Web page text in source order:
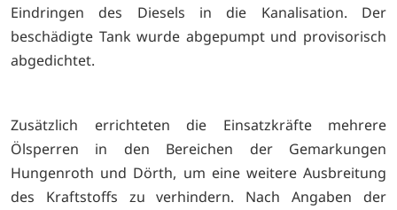
Eindringen des Diesels in die Kanalisation. Der
beschädigte Tank wurde abgepumpt und provisorisch
abgedichtet.
Zusätzlich errichteten die Einsatzkräfte mehrere
Ölsperren in den Bereichen der Gemarkungen
Hungenroth und Dörth, um eine weitere Ausbreitung
des Kraftstoffs zu verhindern. Nach Angaben der